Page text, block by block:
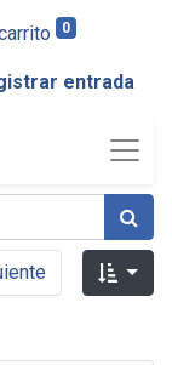
0
entrada